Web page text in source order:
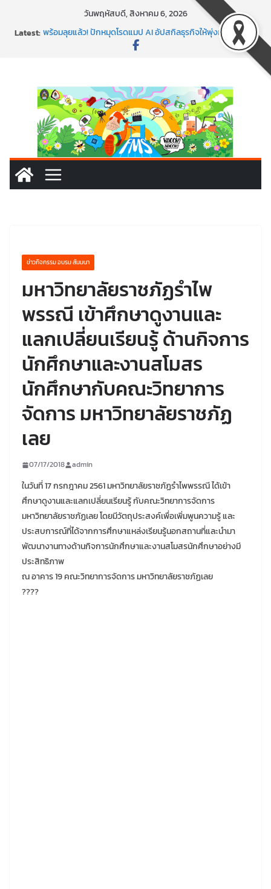
วันพฤหัสบดี, สิงหาคม 6, 2026
Latest:พร้อมลุยแล้ว! ปักหมุดโรดแมป AI อัปสกิลธุรกิจให้พุ่งทะยาน
พาธุรกิจท้องถิ่นสู่ตลาดโลก ด้วยเทคโนโลยี AI!
นอกจากเทคโนโลยีจะล้ำ หัวใจคนทำธุรกิจก็ต้องสตรอง!
ข่าวกิจกรรม อบรม สัมมนา
มหาวิทยาลัยราชภัฏรำไพ
พรรณี เข้าศึกษาดูงานและ
แลกเปลี่ยนเรียนรู้ ด้านกิจการ
นักศึกษาและงานสโมสร
นักศึกษากับคณะวิทยาการ
จัดการ มหาวิทยาลัยราชภัฏ
เลย
07/17/2018 admin
ในวันที่ 17 กรกฎาคม 2561 มหาวิทยาลัยราชภัฏรำไพพรรณี ได้เข้า
ศึกษาดูงานและแลกเปลี่ยนเรียนรู้ กับคณะวิทยาการจัดการ
มหาวิทยาลัยราชภัฏเลย โดยมีวัตถุประสงค์เพื่อเพิ่มพูนความรู้ และ
ประสบการณ์ที่ได้จากการศึกษาแหล่งเรียนรู้นอกสถานที่และนำมา
พัฒนางานทางด้านกิจการนักศึกษาและงานสโมสรนักศึกษาอย่างมี
ประสิทธิภาพ
ณ อาคาร 19 คณะวิทยาการจัดการ มหาวิทยาลัยราชภัฏเลย
????